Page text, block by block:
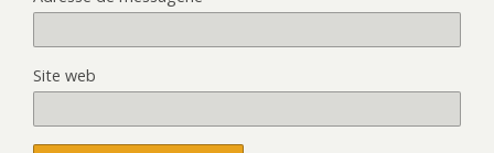
Site web